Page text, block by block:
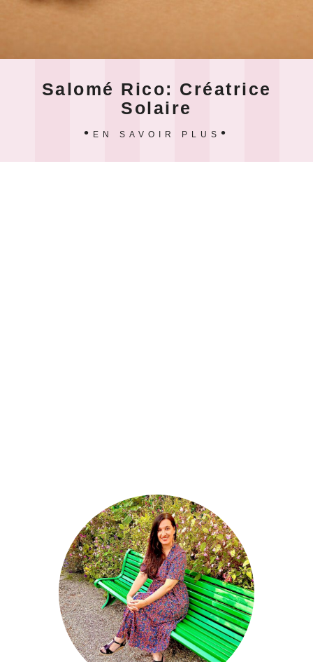
Salomé Rico: Créatrice
Solaire
EN SAVOIR PLUS